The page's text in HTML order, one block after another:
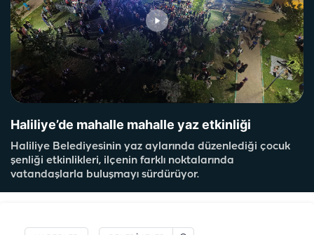
Haliliye’de mahalle mahalle yaz etkinliği
Haliliye Belediyesinin yaz aylarında düzenlediği çocuk
şenliği etkinlikleri, ilçenin farklı noktalarında
vatandaşlarla buluşmayı sürdürüyor.